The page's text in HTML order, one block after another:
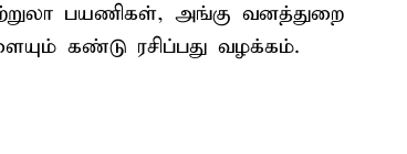
பயணிகள், அங்கு வனத்துறை
கண்டு ரசிப்பது வழக்கம்.